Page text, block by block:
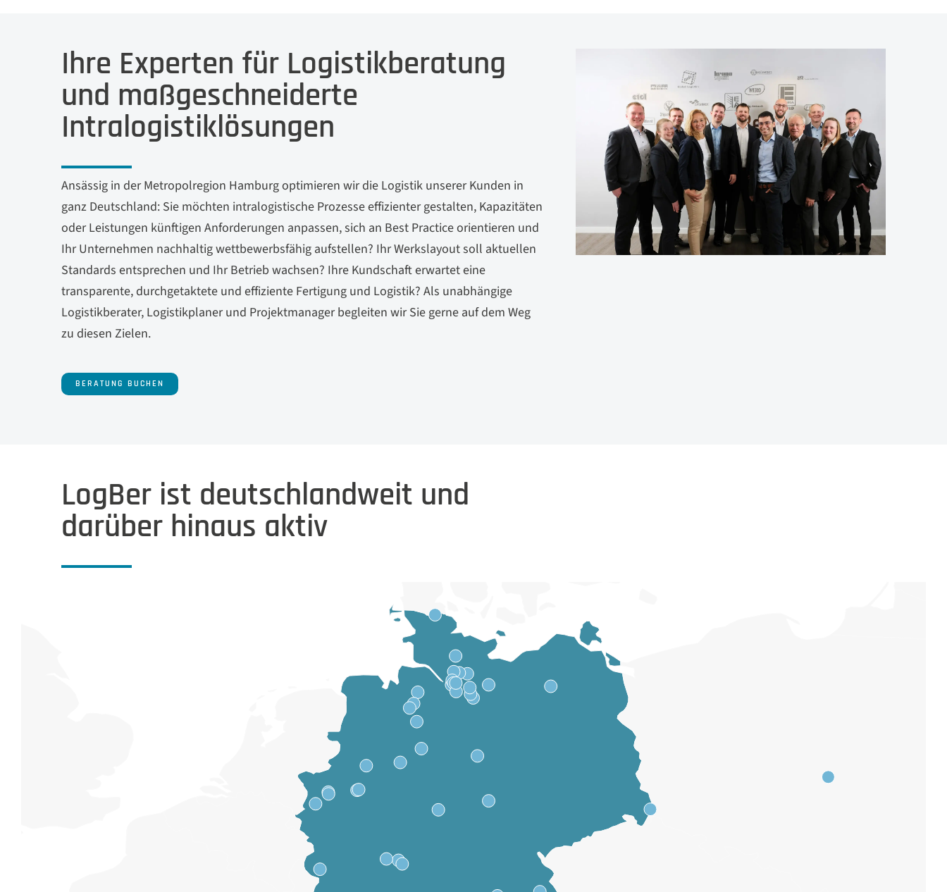
Ihre Experten für Logistikberatung
und maßgeschneiderte
Intralogistiklösungen
Ansässig in der Metropolregion Hamburg optimieren wir die Logistik unserer Kunden in
ganz Deutschland: Sie möchten intralogistische Prozesse effizienter gestalten, Kapazitäten
oder Leistungen künftigen Anforderungen anpassen, sich an Best Practice orientieren und
Ihr Unternehmen nachhaltig wettbewerbsfähig aufstellen? Ihr Werkslayout soll aktuellen
Standards entsprechen und Ihr Betrieb wachsen? Ihre Kundschaft erwartet eine
transparente, durchgetaktete und effiziente Fertigung und Logistik? Als unabhängige
Logistikberater, Logistikplaner und Projektmanager begleiten wir Sie gerne auf dem Weg
zu diesen Zielen.
BERATUNG BUCHEN
LogBer ist deutschlandweit und
darüber hinaus aktiv